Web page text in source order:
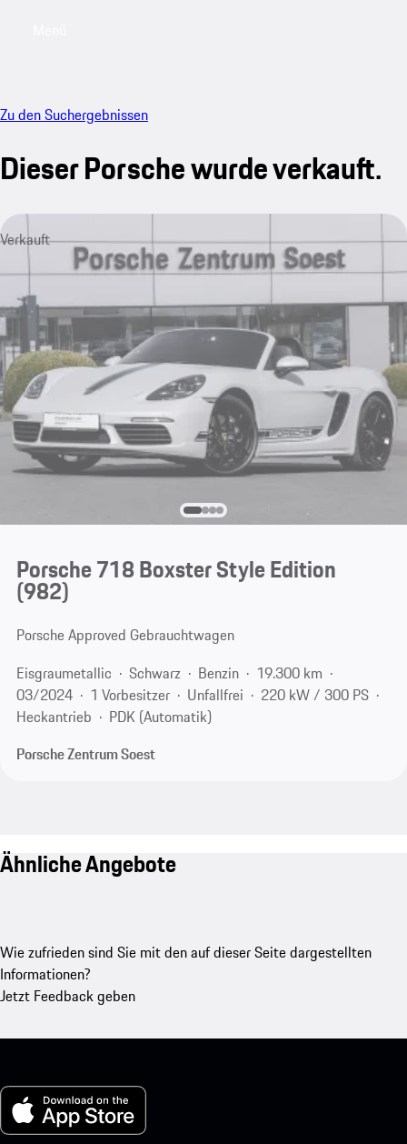
Zu den Suchergebnissen
Dieser Porsche wurde verkauft.
Verkauft
Porsche 718 Boxster Style Edition
(982)
Porsche Approved Gebrauchtwagen
Eisgraumetallic
Schwarz Benzin
19.300 km
03/2024
1 Vorbesitzer Unfallfrei
220 kW / 300 PS
Heckantrieb
PDK (Automatik)
Porsche Zentrum Soest
Ähnliche Angebote
Wie zufrieden sind Sie mit den auf dieser Seite dargestellten
Informationen?
Jetzt Feedback geben